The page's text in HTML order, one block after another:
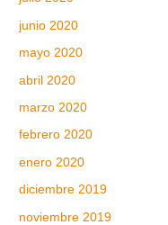
junio 2020
mayo 2020
abril 2020
marzo 2020
febrero 2020
enero 2020
diciembre 2019
noviembre 2019